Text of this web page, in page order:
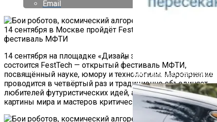
Как Работает Счетчик
Email
14 сентября на площадке «Дизайн завода» в Москве
состоится FestTech — открытый фестиваль МФТИ,
посвящённый науке, юмору и технологиям. Мероприятие
проводится в четвёртый раз и традиционно объединяет
любителей футуристических идей, адептов научной
картины мира и мастеров критического мышления.